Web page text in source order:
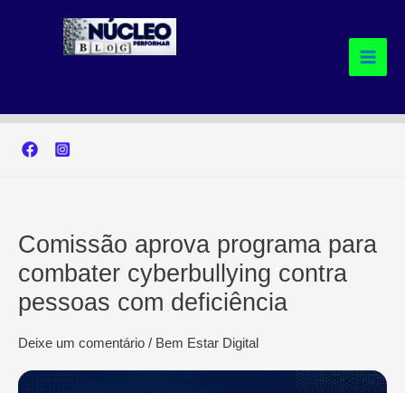
Comissão aprova programa para
combater cyberbullying contra
pessoas com deficiência
Deixe um comentário / Bem Estar Digital